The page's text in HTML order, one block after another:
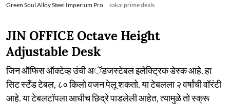
Green Soul Alloy Steel Imperium Pro sakal prime deals
JIN OFFICE Octave Height
Adjustable Desk
जिन ऑफिस ऑक्टेव्ह उंची अॅडजस्टेबल इलेक्ट्रिक डेस्क आहे. हा
सिट स्टँड टेबल, ८० किलो वजन पेलू शकतो. या टेबलला २ वर्षांची वॉरंटी
आहे. या टेबलटॉपला आधीच छिद्रे पाडलेली आहेत, त्यामुळे तो स्क्रू